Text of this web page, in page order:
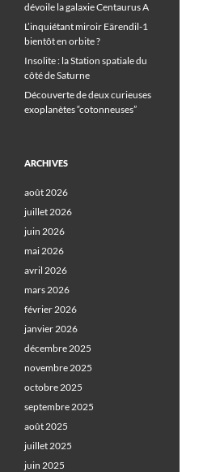
dévoile la galaxie Centaurus A
L’inquiétant miroir Eärendil-1
bientôt en orbite ?
Insolite : la Station spatiale du
côté de Saturne
Découverte de deux curieuses
exoplanètes “cotonneuses”
ARCHIVES
août 2026
juillet 2026
juin 2026
mai 2026
avril 2026
mars 2026
février 2026
janvier 2026
décembre 2025
novembre 2025
octobre 2025
septembre 2025
août 2025
juillet 2025
juin 2025